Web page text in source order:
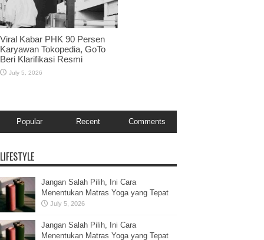
Viral Kabar PHK 90 Persen
Karyawan Tokopedia, GoTo
Beri Klarifikasi Resmi
July 5, 2026
Popular Recent Comments
LIFESTYLE
Jangan Salah Pilih, Ini Cara
Menentukan Matras Yoga yang Tepat
July 5, 2026
Jangan Salah Pilih, Ini Cara
Menentukan Matras Yoga yang Tepat